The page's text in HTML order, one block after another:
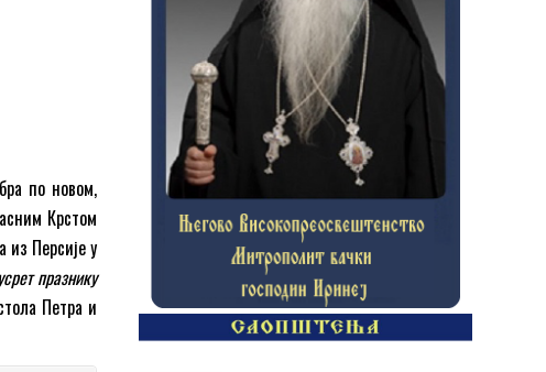
по новом,
Крстом
из Персије у
празнику
Петра и